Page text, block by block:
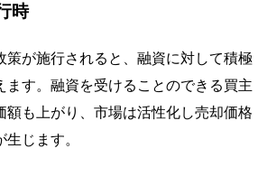
時
策が施行されると、融資に対して積極
ます。融資を受けることのできる買主
額も上がり、市場は活性化し売却価格
じます。